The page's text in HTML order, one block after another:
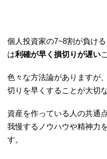
個人投資家の7~8割が負け
は利確が早く損切りが遅い
色々な方法論がありますが
切りを早くすることが大切
資産を作っている人の共通
我慢するノウハウや精神力
す。